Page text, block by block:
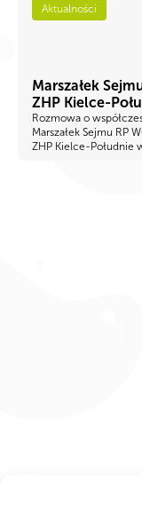
Aktualności
Marszałek
ZHP Kielce-
Rozmowa o
Marszałek Sejmu RP
ZHP Kielce-Południe